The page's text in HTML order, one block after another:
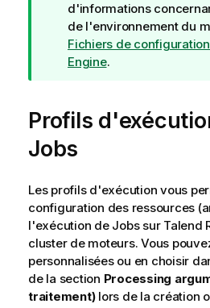
f
o
r
m
i
o
n
d'informations
de l'environnement du
Fichiers de
Engine.
Profils
Jobs
Les profils d'exécution vous
configuration des ressources
l'exécution de Jobs sur Talend
cluster de moteurs. Vous
personnalisées ou en choisir
de la section Processing
traitement)lors de la création